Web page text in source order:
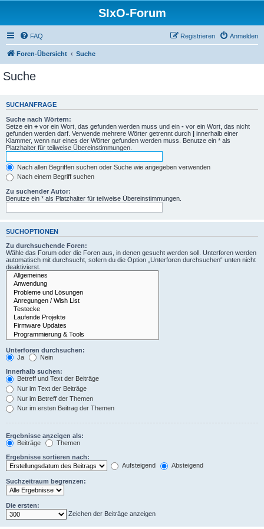
SIxO-Forum
FAQ Anmelden
Registrieren
Foren-Übersicht Suche
Suche
SUCHANFRAGE
Suche nach Wörtern:
Setze ein + vor ein Wort, das gefunden werden muss und ein - vor ein Wort, das nicht
gefunden werden darf. Verwende mehrere Wörter getrennt durch | innerhalb einer
Klammer, wenn nur eines der Wörter gefunden werden muss. Benutze ein * als
Platzhalter für teilweise Übereinstimmungen.
Nach allen Begriffen suchen oder Suche wie angegeben verwenden
Nach einem Begriff suchen
Zu suchender Autor:
Benutze ein * als Platzhalter für teilweise Übereinstimmungen.
SUCHOPTIONEN
Zu durchsuchende Foren:
Wähle das Forum oder die Foren aus, in denen gesucht werden soll. Unterforen werden
automatisch mit durchsucht, sofern du die Option „Unterforen durchsuchen“ unten nicht
deaktivierst.
Unterforen durchsuchen:
Ja
Nein
Innerhalb suchen:
Betreff und Text der Beiträge
Nur im Text der Beiträge
Nur im Betreff der Themen
Nur im ersten Beitrag der Themen
Ergebnisse anzeigen als:
Beiträge
Themen
Ergebnisse sortieren nach:
Aufsteigend
Absteigend
Suchzeitraum begrenzen:
Die ersten:
Zeichen der Beiträge anzeigen